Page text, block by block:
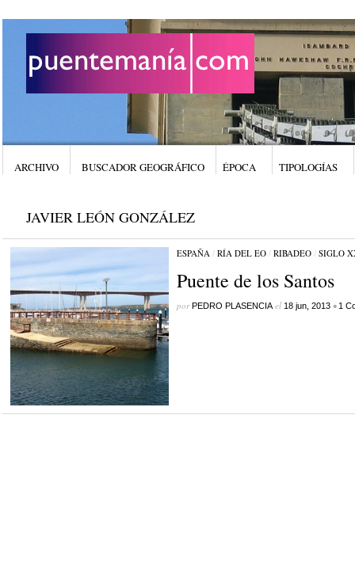
ARCHIVO BUSCADOR GEOGRÁFICO ÉPOCA TIPOLOGÍAS
JAVIER LEÓN GONZÁLEZ
ESPAÑA/ RÍA DEL EO/ RIBADEO/ SIGLO
Puente de los Santos
porPEDRO PLASENCIAel 18 jun, 2013 • 1